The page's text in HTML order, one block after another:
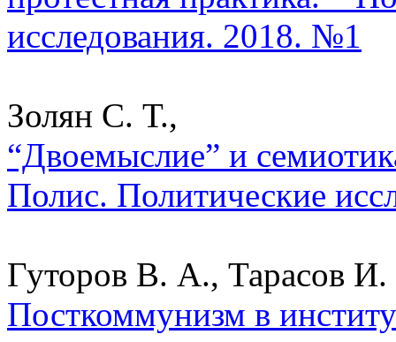
исследования. 2018. №1
Золян С. Т.,
“Двоемыслие” и
Полис. Политические
Гуторов В. А., Тарасов
Посткоммунизм в